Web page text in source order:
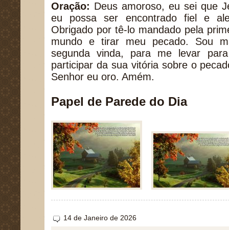
Oração: Deus amoroso, eu sei que
eu possa ser encontrado fiel e
Obrigado por tê-lo mandado pela
mundo e tirar meu pecado. Sou
segunda vinda, para me levar
participar da sua vitória sobre o
Senhor eu oro. Amém.
Papel de Parede do Dia
14 de Janeiro de 2026